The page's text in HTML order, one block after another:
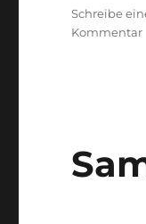
Schreibe
Kommentar